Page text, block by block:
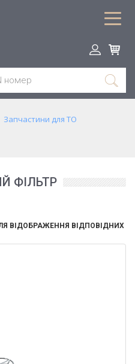
Запчастини для ТО
ФІЛЬТР
ВІДОБРАЖЕННЯ ВІДПОВІДНИХ